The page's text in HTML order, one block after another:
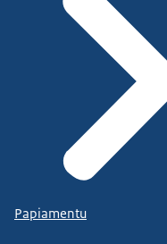
Papiamentu